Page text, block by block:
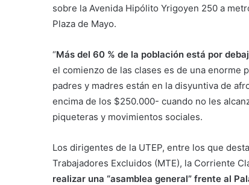
sobre la Avenida Hipólito Yrigoyen 250 a
Plaza de Mayo.
“Más del 60 % de la población está por
el comienzo de las clases es de una enorme
padres y madres están en la disyuntiva de
encima de los $250.000- cuando no les
piqueteras y movimientos sociales.
Los dirigentes de la UTEP, entre los que
Trabajadores Excluidos (MTE), la Corriente
realizar una “asamblea general” frente al